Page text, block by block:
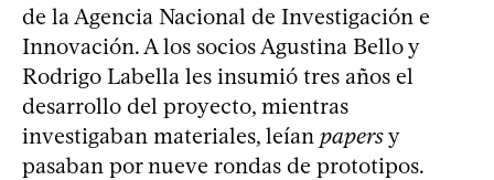
de la Agencia Nacional de Investigación e
Innovación. A los socios Agustina Bello y
Rodrigo Labella les insumió tres años el
desarrollo del proyecto, mientras
investigaban materiales, leían papersy
pasaban por nueve rondas de prototipos.